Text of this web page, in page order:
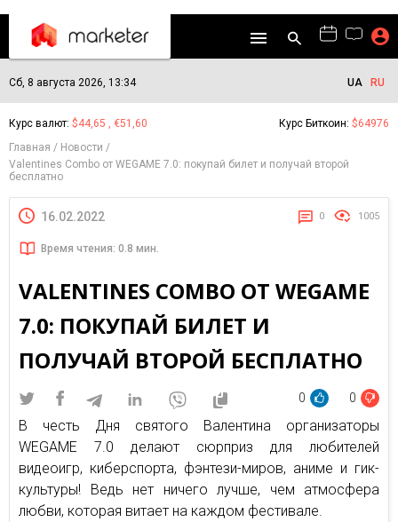
Сб, 8 августа 2026, 13:34 UA RU
Курс валют: $44,65 , €51,60 Курс Биткоин: $64976
Главная
Новости
Valentines Combo от WEGAME 7.0: покупай билет и получай второй
бесплатно
16.02.2022 0 1005
Время чтения: 0.8 мин.
VALENTINES COMBO ОТ WEGAME
7.0: ПОКУПАЙ БИЛЕТ И
ПОЛУЧАЙ ВТОРОЙ БЕСПЛАТНО
0 0
В честь Дня святого Валентина организаторы
WEGAME 7.0 делают сюрприз для любителей
видеоигр, киберспорта, фэнтези-миров, аниме и гик-
культуры! Ведь нет ничего лучше, чем атмосфера
любви, которая витает на каждом фестивале.